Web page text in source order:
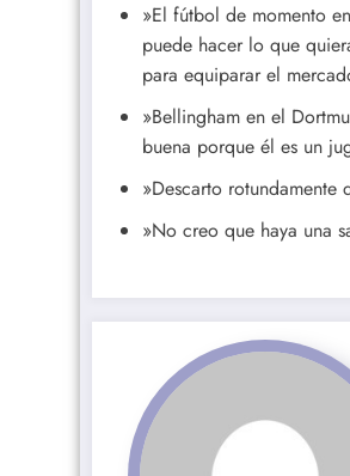
»El fútbol de momento
puede hacer lo que
para equiparar el
»Bellingham en el
buena porque él es un
»Descarto
»No creo que haya una